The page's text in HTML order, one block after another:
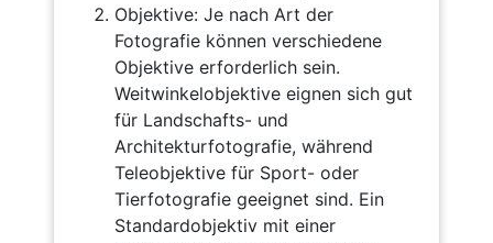
Objektive: Je nach Art der
Fotografie können verschiedene
Objektive erforderlich sein.
Weitwinkelobjektive eignen sich gut
für Landschafts- und
Architekturfotografie, während
Teleobjektive für Sport- oder
Tierfotografie geeignet sind. Ein
Standardobjektiv mit einer